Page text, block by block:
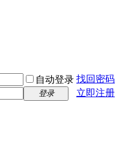
自动登录 找回密码
登录
立即注册